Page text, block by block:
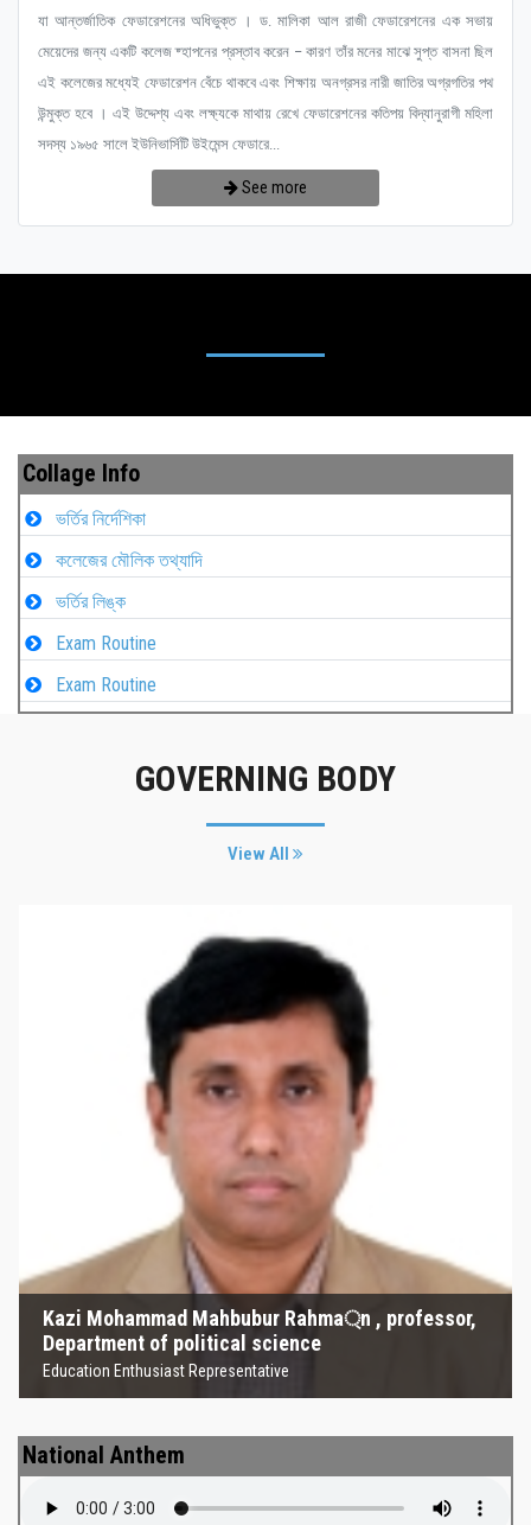
যা আন্তর্জাতিক ফেডারেশনের অধিভুক্ত । ড. মালিকা আল রাজী ফেডারেশনের এক সভায়
মেয়েদের জন্য একটি কলেজ ষ্হাপনের প্রস্তাব করেন – কারণ তাঁর মনের মাঝে সুপ্ত বাসনা ছিল
এই কলেজের মধ্যেই ফেডারেশন বেঁচে থাকবে এবং শিক্ষায় অনগ্রসর নারী জাতির অগ্রগতির পথ
উন্মুক্ত হবে । এই উদ্দেশ্য এবং লক্ষ্যকে মাথায় রেখে ফেডারেশনের কতিপয় বিদ্যানুরাগী মহিলা
সদস্য ১৯৬৫ সালে ইউনিভার্সিটি উইমেন্স ফেডারে...
See more
Collage Info
ভর্তির নির্দেশিকা
কলেজের মৌলিক তথ্যাদি
ভর্তির লিঙ্ক
Exam Routine
Exam Routine
GOVERNING BODY
View All
Kazi Mohammad Mahbubur Rahma্‌n , professor,
Department of political science
Education Enthusiast Representative
Kazi Mohammad Mahbubur
Rahma্‌n , professor, Department
of political science
Education Enthusiast Representative
National Anthem